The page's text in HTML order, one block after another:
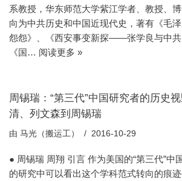
系教授，华东师范大学紫江学者、教授、
向为中共历史和中国近现代史，著有《毛
怨怨》、《西安事变新探——张学良与中共
《国… 阅读更多 »
周锡瑞：“第三代”中国研究者的历史
清、列文森到周锡瑞
由 马光（搬运工） 2016-10-29
● 周锡瑞 周翔 引言 作为美国的“第三代”中
的研究中可以看出这个学科范式转向的痕